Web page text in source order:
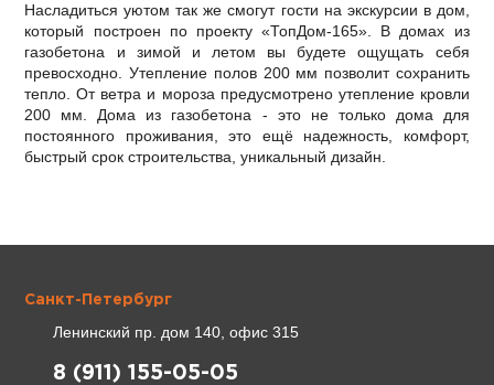
Насладиться уютом так же смогут гости на экскурсии в дом,
который построен по проекту «ТопДом-165». В домах из
газобетона и зимой и летом вы будете ощущать себя
превосходно. Утепление полов 200 мм позволит сохранить
тепло. От ветра и мороза предусмотрено утепление кровли
200 мм. Дома из газобетона - это не только дома для
постоянного проживания, это ещё надежность, комфорт,
быстрый срок строительства, уникальный дизайн.
Санкт-Петербург
Ленинский пр. дом 140, офис 315
8 (911) 155-05-05